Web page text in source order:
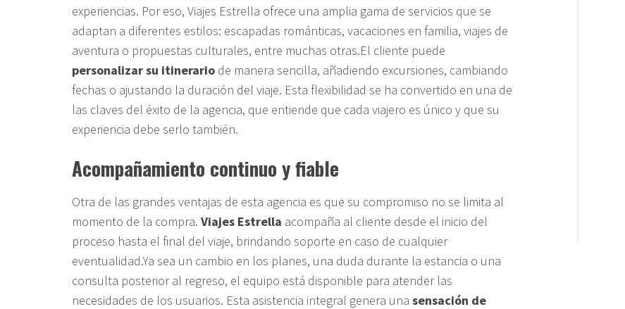
experiencias. Por eso, Viajes Estrella ofrece una amplia gama de servicios que se
adaptan a diferentes estilos: escapadas románticas, vacaciones en familia, viajes de
aventura o propuestas culturales, entre muchas otras.El cliente puede
personalizar su itinerario de manera sencilla, añadiendo excursiones, cambiando
fechas o ajustando la duración del viaje. Esta flexibilidad se ha convertido en una de
las claves del éxito de la agencia, que entiende que cada viajero es único y que su
experiencia debe serlo también.
Acompañamiento continuo y fiable
Otra de las grandes ventajas de esta agencia es que su compromiso no se limita al
momento de la compra. Viajes Estrella acompaña al cliente desde el inicio del
proceso hasta el final del viaje, brindando soporte en caso de cualquier
eventualidad.Ya sea un cambio en los planes, una duda durante la estancia o una
consulta posterior al regreso, el equipo está disponible para atender las
necesidades de los usuarios. Esta asistencia integral genera una sensación de